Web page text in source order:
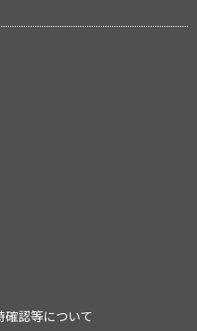
認等について